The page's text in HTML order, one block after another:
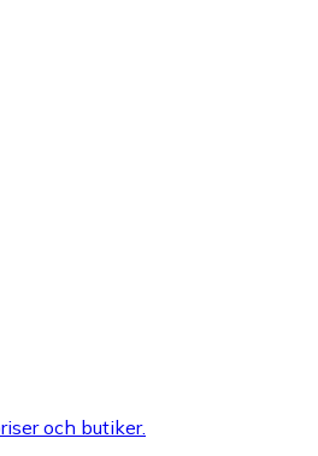
och butiker.